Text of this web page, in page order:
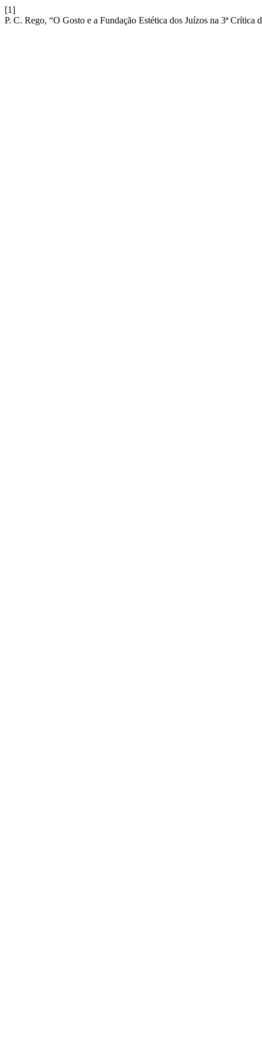
[1]
P. C. Rego, “O Gosto e a Fundação Estética dos Juízos na 3ª Crítica